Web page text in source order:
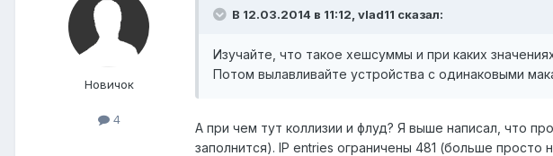
Новичок
4
В 12.03.2014 в 11:12, vlad11 сказал:
Изучайте, что такое хешсуммы и при каких
Потом вылавливайте устройства с одинаковыми
А при чем тут коллизии и флуд? Я выше написал, что
заполнится). IP entries ограничены 481 (больше просто